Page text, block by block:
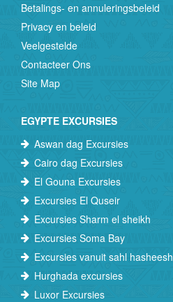
Betalings- en annuleringsbeleid
Privacy en beleid
Veelgestelde
Contacteer Ons
Site Map
EGYPTE EXCURSIES
Aswan dag Excursies
Cairo dag Excursies
El Gouna Excursies
Excursies El Quseir
Excursies Sharm el sheikh
Excursies Soma Bay
Excursies vanuit sahl hasheesh
Hurghada excursies
Luxor Excursies